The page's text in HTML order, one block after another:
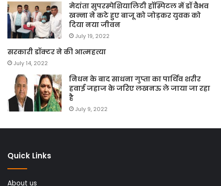
मेदांता सुपरस्पेशियालिटी हॉस्पिटल में डॉ वैभव
खन्ना ने कटे हुए बाजू को जोड़कर युवक को
दिया नया जीवन
July 19, 2022
सरकारी डॉक्टर ने की आत्महत्या
July 14, 2022
निधन के बाद साधना गुप्ता का पार्थिव शरीर
हवाई जहाज के जरिए लखनऊ ले जाया जा रहा
है
July 9, 2022
Quick Links
About us